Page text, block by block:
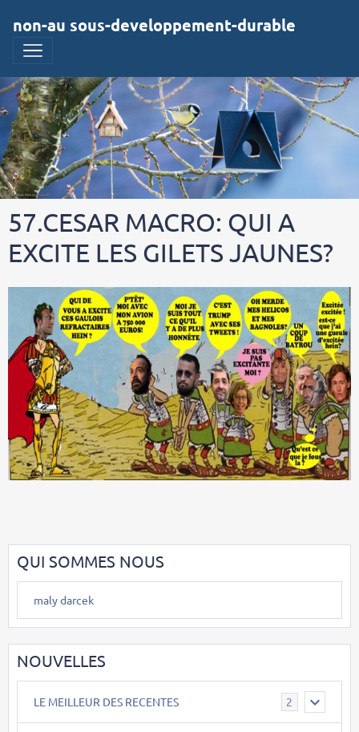
non-au sous-developpement-durable
57.CESAR MACRO: QUI A
EXCITE LES GILETS JAUNES?
QUI SOMMES NOUS
maly darcek
NOUVELLES
LE MEILLEUR DES RECENTES 2